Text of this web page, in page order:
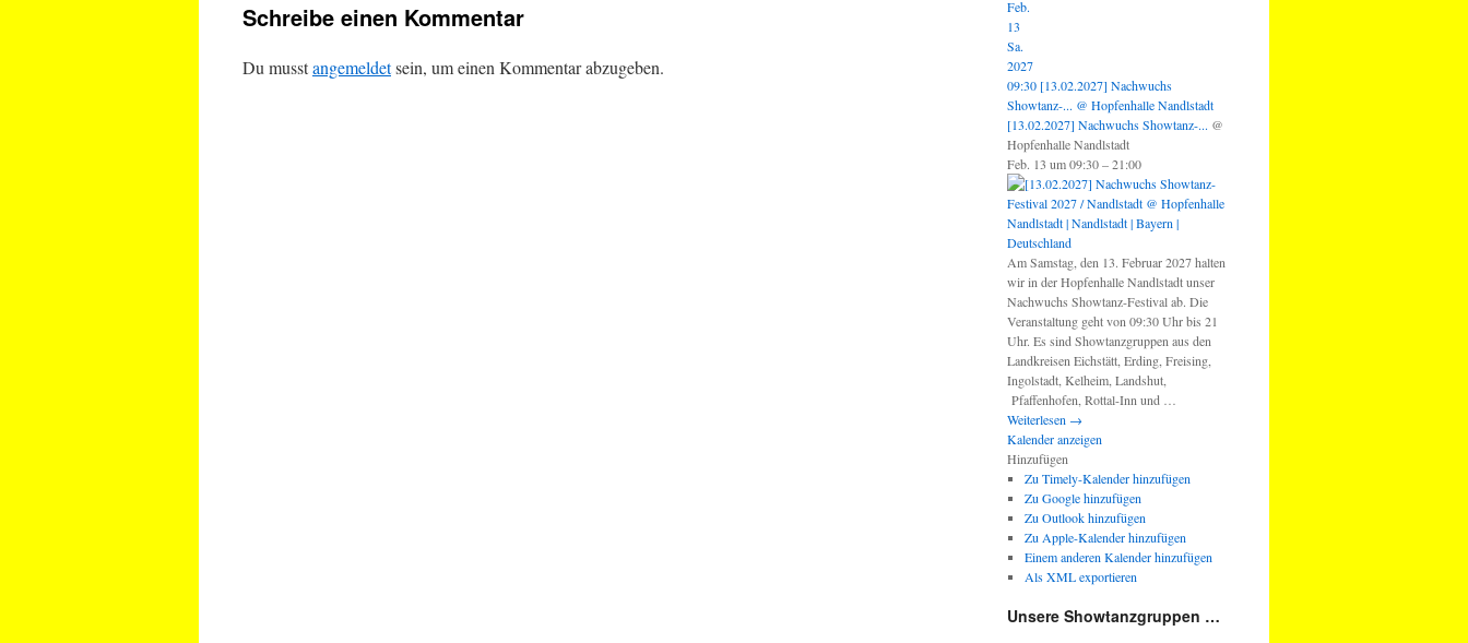
Schreibe einen Kommentar
Du musstangemeldetsein, um einen Kommentar abzugeben.
Feb.
13
Sa.
2027
09:30 [13.02.2027] Nachwuchs
Showtanz-... @ Hopfenhalle Nandlstadt
[13.02.2027] Nachwuchs Showtanz-... @
Hopfenhalle Nandlstadt
Feb. 13 um 09:30 – 21:00
Am Samstag, den 13. Februar 2027 halten
wir in der Hopfenhalle Nandlstadt unser
Nachwuchs Showtanz-Festival ab. Die
Veranstaltung geht von 09:30 Uhr bis 21
Uhr. Es sind Showtanzgruppen aus den
Landkreisen Eichstätt, Erding, Freising,
Ingolstadt, Kelheim, Landshut,
Pfaffenhofen, Rottal-Inn und …
Weiterlesen →
Kalender anzeigen
Hinzufügen
Zu Timely-Kalender hinzufügen
Zu Google hinzufügen
Zu Outlook hinzufügen
Zu Apple-Kalender hinzufügen
Einem anderen Kalender hinzufügen
Als XML exportieren
Unsere Showtanzgruppen …